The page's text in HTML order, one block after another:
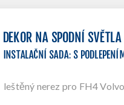
DEKOR NA SPODNÍ
INSTALAČNÍ SADA:S
leštěný nerez pro FH4 Volvo